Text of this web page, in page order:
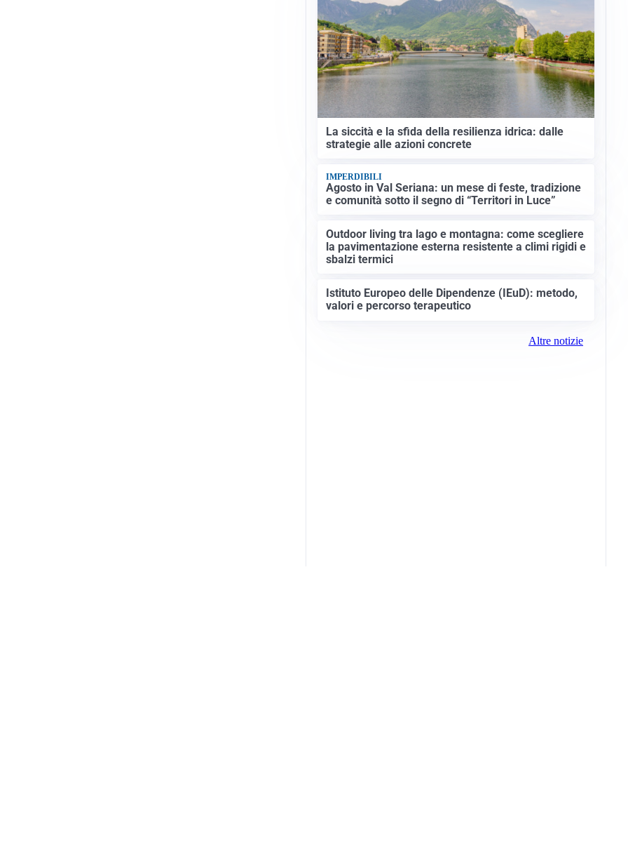
La siccità e la sfida della resilienza idrica: dalle
strategie alle azioni concrete
IMPERDIBILI
Agosto in Val Seriana: un mese di feste, tradizione
e comunità sotto il segno di “Territori in Luce”
Outdoor living tra lago e montagna: come scegliere
la pavimentazione esterna resistente a climi rigidi e
sbalzi termici
Istituto Europeo delle Dipendenze (IEuD): metodo,
valori e percorso terapeutico
Altre notizie